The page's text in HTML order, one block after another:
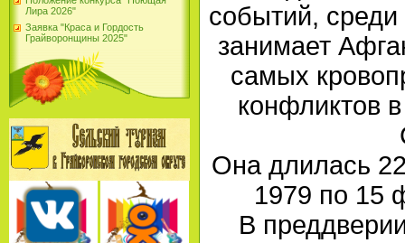
Лира 2026"
Заявка "Краса и Гордость
Грайворонщины 2025"
событий,
занимает
самых
конфликтов
Она длилась
1979 по 15
В